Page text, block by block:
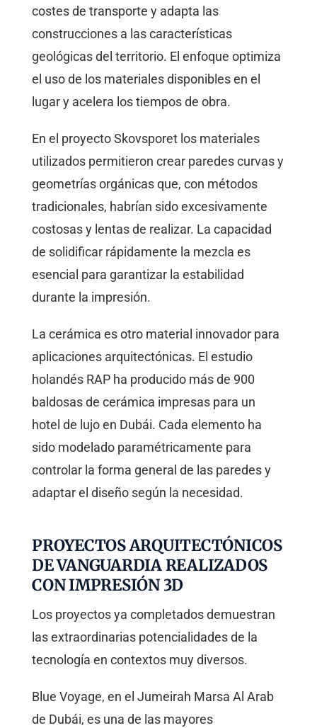
costes de transporte y adapta las
construcciones a las características
geológicas del territorio. El enfoque optimiza
el uso de los materiales disponibles en el
lugar y acelera los tiempos de obra.
En el proyecto Skovsporet los materiales
utilizados permitieron crear paredes curvas y
geometrías orgánicas que, con métodos
tradicionales, habrían sido excesivamente
costosas y lentas de realizar. La capacidad
de solidificar rápidamente la mezcla es
esencial para garantizar la estabilidad
durante la impresión.
La cerámica es otro material innovador para
aplicaciones arquitectónicas. El estudio
holandés RAP ha producido más de 900
baldosas de cerámica impresas para un
hotel de lujo en Dubái. Cada elemento ha
sido modelado paramétricamente para
controlar la forma general de las paredes y
adaptar el diseño según la necesidad.
PROYECTOS ARQUITECTÓNICOS
DE VANGUARDIA REALIZADOS
CON IMPRESIÓN 3D
Los proyectos ya completados demuestran
las extraordinarias potencialidades de la
tecnología en contextos muy diversos.
Blue Voyage, en el Jumeirah Marsa Al Arab
de Dubái, es una de las mayores